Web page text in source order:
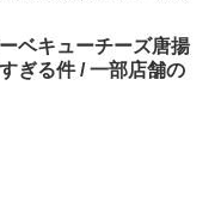
ベキューチーズ唐揚
ぎる件 / 一部店舗の